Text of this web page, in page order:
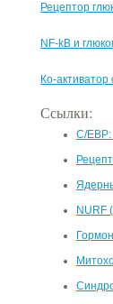
Рецептор
NF-kB и
Ко-
Ссылки:
C/
NURF